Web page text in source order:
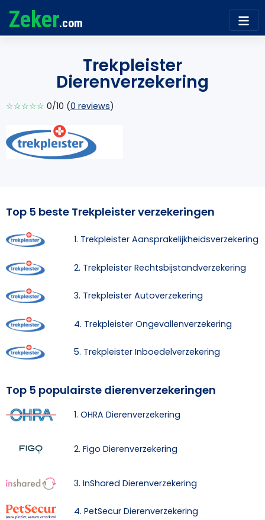
Zeker.com
Trekpleister
Dierenverzekering
☆☆☆☆☆ 0/10 (0 reviews)
Top 5 beste Trekpleister verzekeringen
1. Trekpleister Aansprakelijkheidsverzekering
2. Trekpleister Rechtsbijstandverzekering
3. Trekpleister Autoverzekering
4. Trekpleister Ongevallenverzekering
5. Trekpleister Inboedelverzekering
Top 5 populairste dierenverzekeringen
1. OHRA Dierenverzekering
2. Figo Dierenverzekering
3. InShared Dierenverzekering
4. PetSecur Dierenverzekering